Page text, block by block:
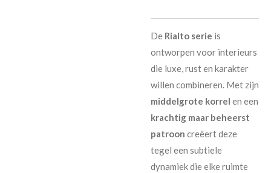
De Rialto serie is
ontworpen voor interieurs
die luxe, rust en karakter
willen combineren. Met zijn
middelgrote korrel en een
krachtig maar beheerst
patroon creëert deze
tegel een subtiele
dynamiek die elke ruimte